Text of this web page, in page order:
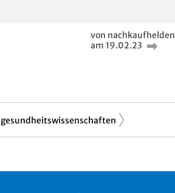
von nachkaufhelden
am 19.02.23
gesundheitswissenschaften